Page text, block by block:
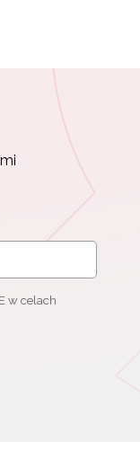
w celach